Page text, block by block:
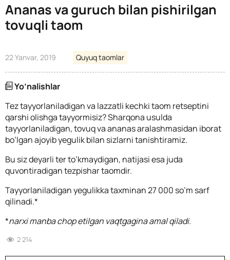
Ananas va guruch bilan pishirilgan
tovuqli taom
22 Yanvar, 2019 Quyuq taomlar
Yo’nalishlar
Tez tayyorlaniladigan va lazzatli kechki taom retseptini
qarshi olishga tayyormisiz? Sharqona usulda
tayyorlaniladigan, tovuq va ananas aralashmasidan iborat
bo’lgan ajoyib yegulik bilan sizlarni tanishtiramiz.
Bu siz deyarli ter to’kmaydigan, natijasi esa juda
quvontiradigan tezpishar taomdir.
Tayyorlaniladigan yegulikka taxminan 27 000 so’m sarf
qilinadi.*
*narxi manba chop etilgan vaqtgagina amal qiladi.
2 214